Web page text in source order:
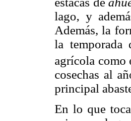
lago, y
Además, la
la temporada
agrícola como
cosechas al
principal
En lo que